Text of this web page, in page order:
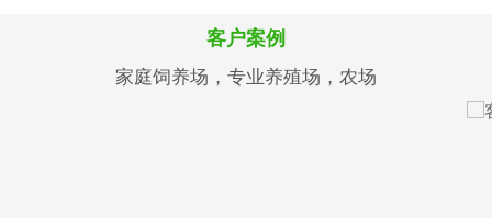
客户案例
家庭饲养场，专业养殖场，农场